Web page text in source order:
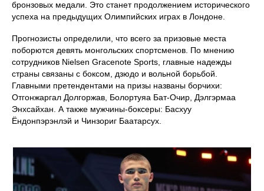
бронзовых медали. Это станет продолжением исторического
успеха на предыдущих Олимпийских играх в Лондоне.
Прогнозисты определили, что всего за призовые места
поборются девять монгольских спортсменов. По мнению
сотрудников Nielsen Gracenote Sports, главные надежды
страны связаны с боксом, дзюдо и вольной борьбой.
Главными претендентами на призы названы борчихи:
Отгонжаргал Долгоржав, Болортуяа Бат-Очир, Дэлгэрмаа
Энхсайхан. А также мужчины-боксеры: Басхуу
Ёндонпэрэнлэй и Чинзориг Баатарсух.